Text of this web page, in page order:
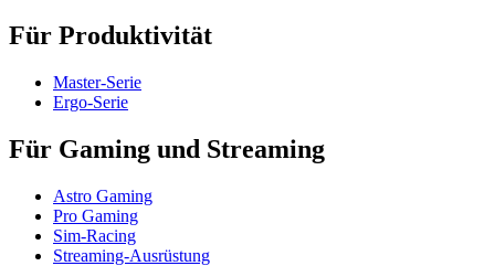
Für Produktivität
Master-Serie
Ergo-Serie
Für Gaming und Streaming
Astro Gaming
Pro Gaming
Sim-Racing
Streaming-Ausrüstung